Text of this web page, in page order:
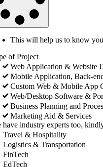
This will help us to know
of Project
Web Application & Website
Mobile Application, Back-
Custom Web & Mobile App
Web/Desktop Software &
Business Planning and
Marketing Aid & Services
have industry experts too,
Travel & Hospitality
Logistics & Transportation
FinTech
EdTech